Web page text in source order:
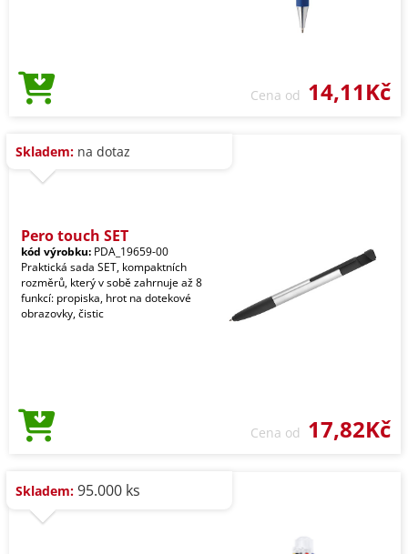
Cena od 14,11Kč
Skladem: na dotaz
Pero touch SET
kód výrobku: PDA_19659-00
Praktická sada SET, kompaktních
rozměrů, který v sobě zahrnuje až 8
funkcí: propiska, hrot na dotekové
obrazovky, čistic
Cena od 17,82Kč
Skladem: 95.000 ks